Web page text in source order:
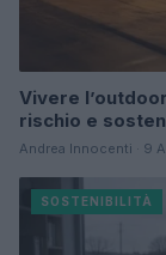
Vivere
rischio e
Andrea Innocenti · 9
SOSTENIBILITÀ